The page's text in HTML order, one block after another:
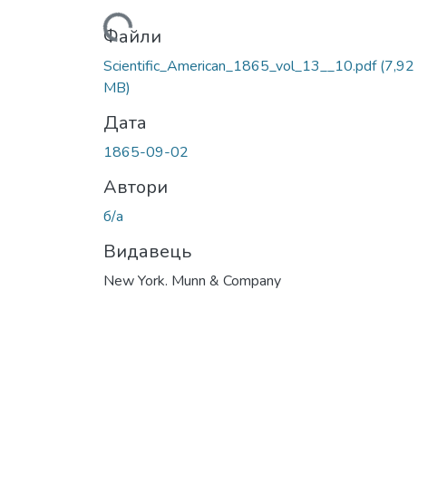
Вантажиться...Файли
Scientific_American_1865_vol_13__10.pdf(7,92
MB)
Дата
1865-09-02
Автори
б/а
Видавець
New York. Munn & Company